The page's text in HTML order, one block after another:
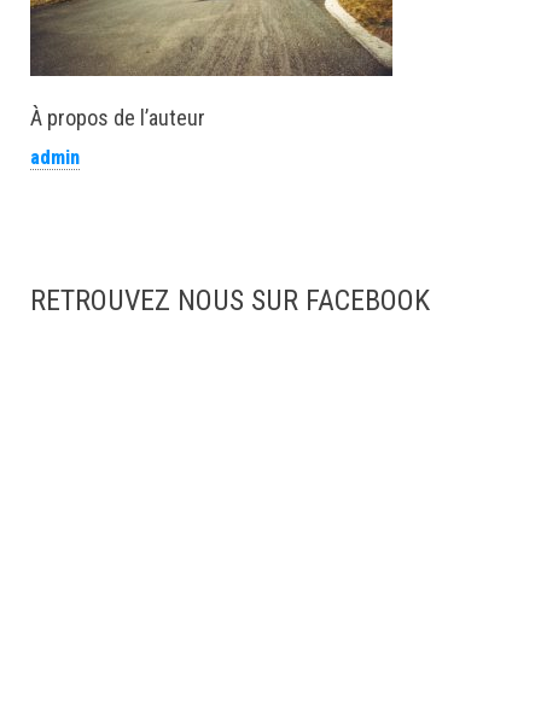
À propos de l’auteur
admin
RETROUVEZ NOUS SUR FACEBOOK